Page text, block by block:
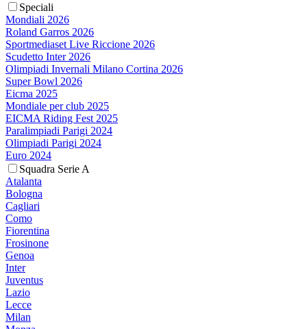
Speciali
Mondiali 2026
Roland Garros 2026
Sportmediaset Live Riccione 2026
Scudetto Inter 2026
Olimpiadi Invernali Milano Cortina 2026
Super Bowl 2026
Eicma 2025
Mondiale per club 2025
EICMA Riding Fest 2025
Paralimpiadi Parigi 2024
Olimpiadi Parigi 2024
Euro 2024
Squadra Serie A
Atalanta
Bologna
Cagliari
Como
Fiorentina
Frosinone
Genoa
Inter
Juventus
Lazio
Lecce
Milan